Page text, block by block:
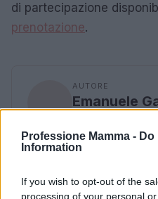
Professione Mamma -
Information
If you wish to opt-out of the
processing of your personal
di partecipazione
prenotazione.
AUTORE
Emanuele
incontro a
che lo spinse a
adotta tono
reportage clinici e